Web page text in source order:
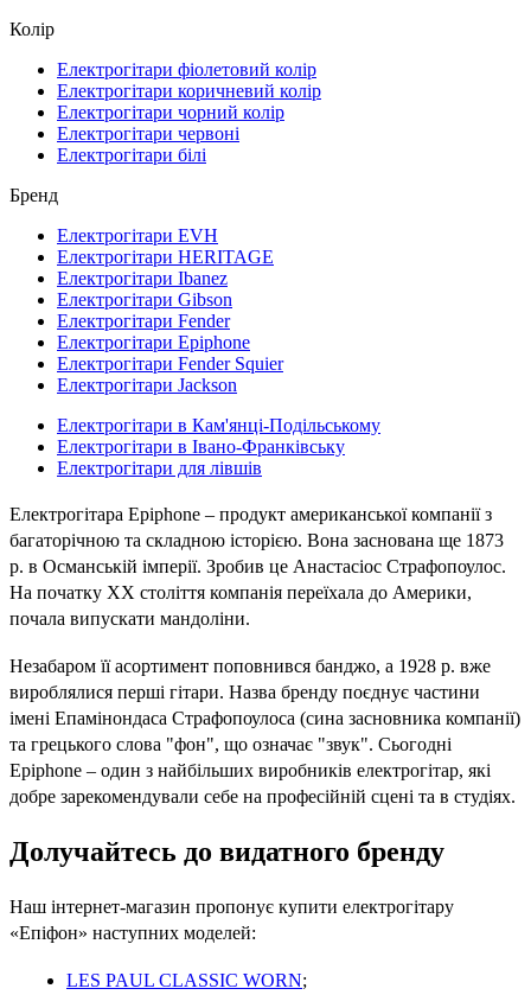
Колір
Електрогітари фіолетовий колір
Електрогітари коричневий колір
Електрогітари чорний колір
Електрогітари червоні
Електрогітари білі
Бренд
Електрогітари EVH
Електрогітари HERITAGE
Електрогітари Ibanez
Електрогітари Gibson
Електрогітари Fender
Електрогітари Epiphone
Електрогітари Fender Squier
Електрогітари Jackson
Електрогітари в Кам'янці-Подільському
Електрогітари в Івано-Франківську
Електрогітари для лівшів
Електрогітара Epiphone – продукт американської компанії з
багаторічною та складною історією. Вона заснована ще 1873
р. в Османській імперії. Зробив це Анастасіос Страфопоулос.
На початку XX століття компанія переїхала до Америки,
почала випускати мандоліни.
Незабаром її асортимент поповнився банджо, а 1928 р. вже
вироблялися перші гітари. Назва бренду поєднує частини
імені Епамінондаса Страфопоулоса (сина засновника компанії)
та грецького слова "фон", що означає "звук". Сьогодні
Epiphone – один з найбільших виробників електрогітар, які
добре зарекомендували себе на професійній сцені та в студіях.
Долучайтесь до видатного бренду
Наш інтернет-магазин пропонує купити електрогітару
«Епіфон» наступних моделей:
LES PAUL CLASSIC WORN;